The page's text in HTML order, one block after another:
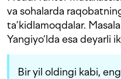
va sohalarda
ta’kidlamoqdalar.
Yangiyo‘lda esa deyarli
Bir yil oldingi kabi,